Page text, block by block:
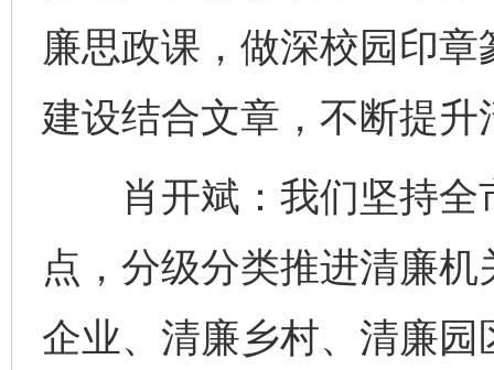
廉思政课，做深校园印
建设结合文章，不断提
肖开斌：我们坚持全
点，分级分类推进清廉
企业、清廉乡村、清廉